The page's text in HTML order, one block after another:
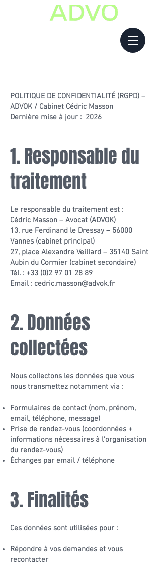
POLITIQUE DE CONFIDENTIALITÉ (RGPD) –
ADVOK / Cabinet Cédric Masson
Dernière mise à jour : 2026
1. Responsable du
traitement
Le responsable du traitement est :
Cédric Masson – Avocat (ADVOK)
13, rue Ferdinand le Dressay – 56000
Vannes (cabinet principal)
27, place Alexandre Veillard – 35140 Saint
Aubin du Cormier (cabinet secondaire)
Tél. : +33 (0)2 97 01 28 89
Email : cedric.masson@advok.fr
2. Données
collectées
Nous collectons les données que vous
nous transmettez notamment via :
Formulaires de contact (nom, prénom,
email, téléphone, message)
Prise de rendez-vous (coordonnées +
informations nécessaires à l’organisation
du rendez-vous)
Échanges par email / téléphone
3. Finalités
Ces données sont utilisées pour :
Répondre à vos demandes et vous
recontacter